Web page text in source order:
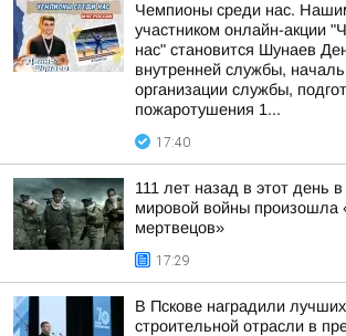
Чемпионы среди нас.
участником онлайн-акции
нас" становится Шунаев
внутренней службы,
организации службы,
пожаротушения 1...
17:40
111 лет назад в этот день
мировой войны произошла
мертвецов»
17:29
В Пскове наградили
строительной отрасли в